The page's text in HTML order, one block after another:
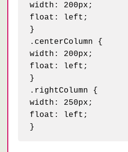
width: 200px;
float: left;
}
.centerColumn {
width: 200px;
float: left;
}
.rightColumn {
width: 250px;
float: left;